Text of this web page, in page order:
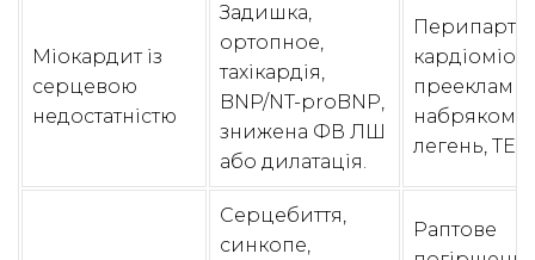
Міокардит із
серцевою
недостатністю
Задишка,
ортопное,
тахікардія,
BNP/NT-proBNP,
знижена ФВ ЛШ
або дилатація.
набряком
легень,
Серцебиття,
синкопе,
Раптове